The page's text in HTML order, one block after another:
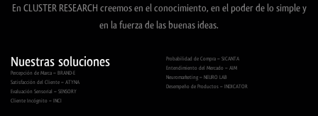
En CLUSTER RESEARCH creemos en el conocimiento, en el poder de lo simple y
en la fuerza de las buenas ideas.
Nuestras soluciones
Percepción de Marca – BRAND-E
Satisfacción del Cliente – ATYNA
Evaluación Sensorial – SENSORY
Cliente Incógnito – INCI
Probabilidad de Compra – SICANTA
Entendimiento del Mercado – AIM
Neuromarketing – NEURO LAB
Desempeño de Productos – INDICATOR